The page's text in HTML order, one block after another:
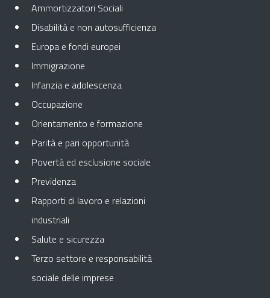
Ammortizzatori Sociali
Disabilità e non autosufficienza
Europa e fondi europei
Immigrazione
Infanzia e adolescenza
Occupazione
Orientamento e formazione
Parità e pari opportunità
Povertà ed esclusione sociale
Previdenza
Rapporti di lavoro e relazioni
industriali
Salute e sicurezza
Terzo settore e responsabilità
sociale delle imprese